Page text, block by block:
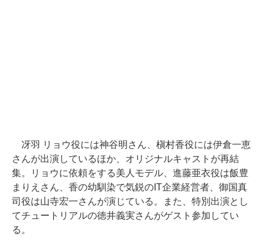
冴羽 リョウ役には神谷明さん、槇村香役には伊倉一恵
さんが出演しているほか、オリジナルキャストが再結
集。リョウに依頼をする美人モデル、進藤亜衣役は飯豊
まりえさん、香の幼馴染で気鋭のIT企業経営者、御国真
司役は山寺宏一さんが演じている。また、特別出演とし
てチュートリアルの徳井義実さんがゲスト参加してい
る。